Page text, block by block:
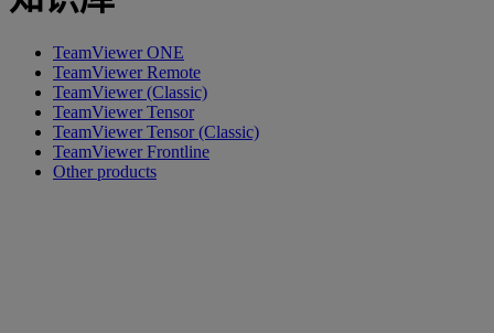
TeamViewer ONE
TeamViewer Remote
TeamViewer (Classic)
TeamViewer Tensor
TeamViewer Tensor (Classic)
TeamViewer Frontline
Other products